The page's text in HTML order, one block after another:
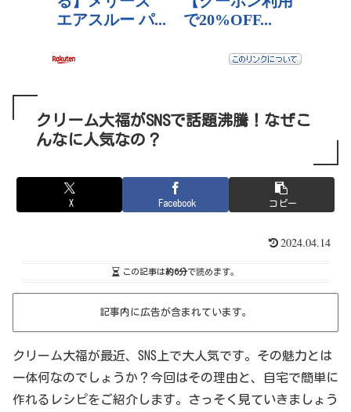
クリーム大福がSNSで話題沸騰！なぜこ
んなに人気なの？
X Facebook コピー
2024.04.14
この記事は約6分で読めます。
記事内に広告が含まれています。
クリーム大福が最近、SNS上で大人気です。その魅力とは
一体何なのでしょうか？今回はその理由と、自宅で簡単に
作れるレシピをご紹介します。さっそく見ていきましょう